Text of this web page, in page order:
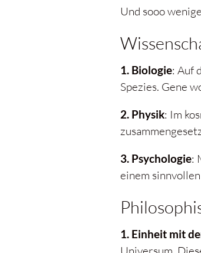
Und sooo
1. Biologie: Auf
Spezies. Gene
2. Physik: Im
3. Psychologie:
einem
1. Einheit mit